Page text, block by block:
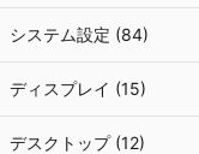
システム設定 (84)
ディスプレイ (15)
デスクトップ (12)